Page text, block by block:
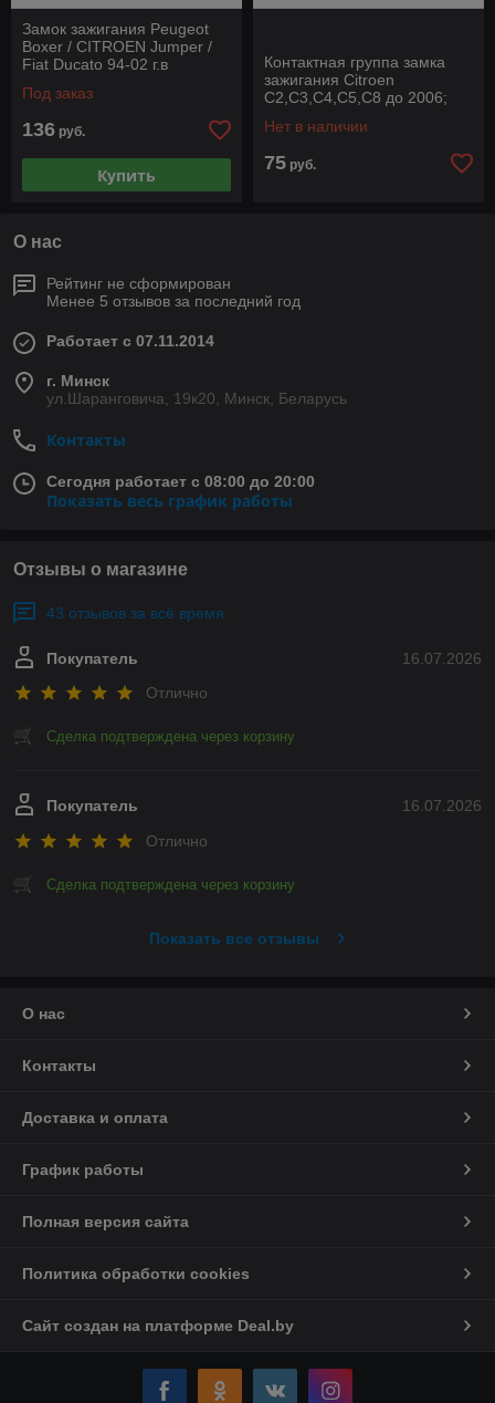
Замок зажигания Peugeot
Boxer / CITROEN Jumper /
Fiat Ducato 94-02 г.в
Под заказ
136 руб.
Купить
Контактная группа замка
зажигания Citroen
C2,C3,C4,C5,C8 до 2006;
207,307,407,607,807 до
Нет в наличии
75 руб.
О нас
Рейтинг не сформирован
Менее 5 отзывов за последний год
Работает с 07.11.2014
г. Минск
ул.Шаранговича, 19к20, Минск, Беларусь
Контакты
Сегодня работает с 08:00 до 20:00
Показать весь график работы
Отзывы о магазине
43 отзывов за всё время
16.07.2026
Покупатель
Отлично
Сделка подтверждена через корзину
16.07.2026
Покупатель
Отлично
Сделка подтверждена через корзину
Показать все отзывы
О нас
Контакты
Доставка и оплата
График работы
Полная версия сайта
Политика обработки cookies
Сайт создан на платформе Deal.by